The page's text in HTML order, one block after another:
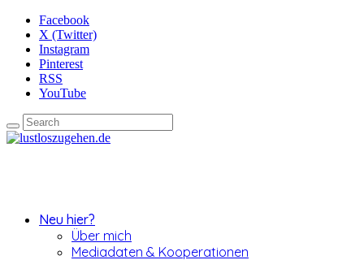
Facebook
X (Twitter)
Instagram
Pinterest
RSS
YouTube
Neu hier?
Über mich
Mediadaten & Kooperationen